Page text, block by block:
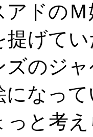
アドの
提げて
ズのジ
になっ
っと考